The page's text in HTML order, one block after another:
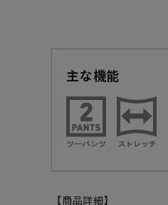
主な機能
【商品詳細】